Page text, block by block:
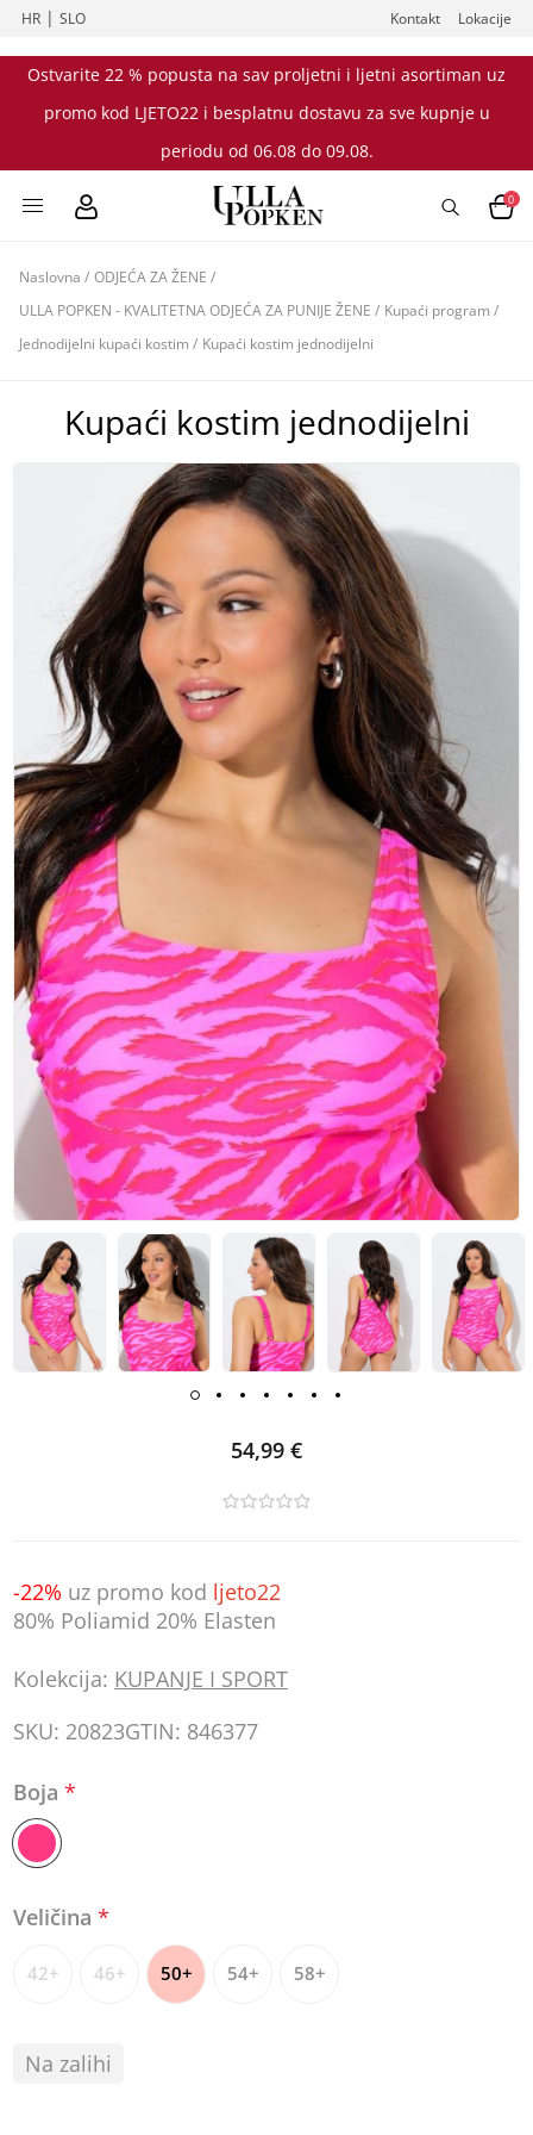
HR |SLO Kontakt Lokacije
Ostvarite 22 % popusta na sav proljetni i ljetni asortiman uz
promo kod LJETO22 i besplatnu dostavu za sve kupnje u
periodu od 06.08 do 09.08.
0
Naslovna / ODJEĆA ZA ŽENE /
ULLA POPKEN - KVALITETNA ODJEĆA ZA PUNIJE ŽENE / Kupaći program /
Jednodijelni kupaći kostim / Kupaći kostim jednodijelni
Kupaći kostim jednodijelni
54,99 €
-22% uz promo kod ljeto22
80% Poliamid 20% Elasten
Kolekcija: KUPANJE I SPORT
SKU: 20823GTIN: 846377
Boja*
Veličina*
42+ 46+ 50+ 54+ 58+
Na zalihi